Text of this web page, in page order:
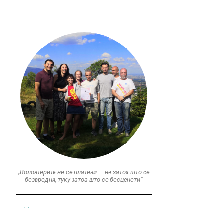
„Волонтерите не се платени — не затоа што се
безвредни, туку затоа што се бесценети“